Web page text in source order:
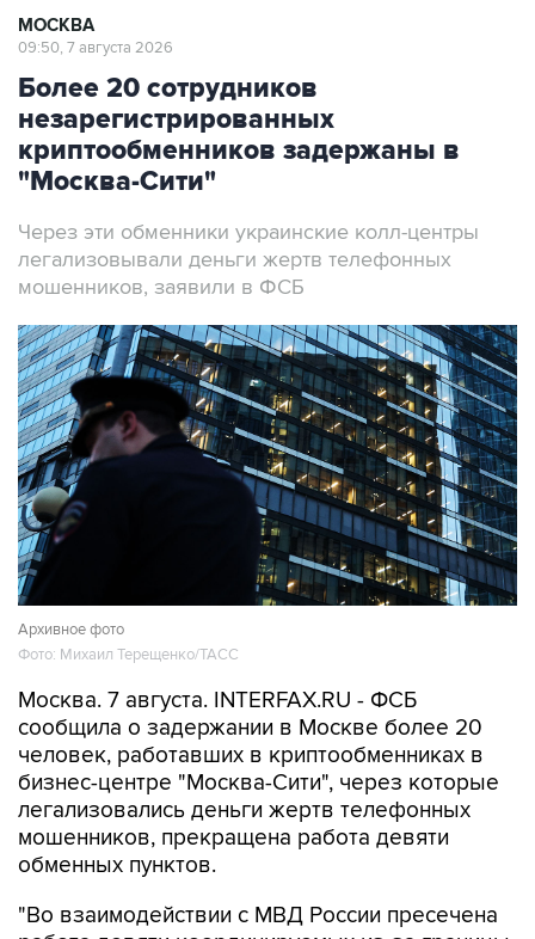
МОСКВА
09:50, 7 августа 2026
Более 20 сотрудников
незарегистрированных
криптообменников задержаны в
"Москва-Сити"
Через эти обменники украинские колл-центры
легализовывали деньги жертв телефонных
мошенников, заявили в ФСБ
Архивное фото
Фото: Михаил Терещенко/ТАСС
Москва. 7 августа. INTERFAX.RU - ФСБ
сообщила о задержании в Москве более 20
человек, работавших в криптообменниках в
бизнес-центре "Москва-Сити", через которые
легализовались деньги жертв телефонных
мошенников, прекращена работа девяти
обменных пунктов.
"Во взаимодействии с МВД России пресечена